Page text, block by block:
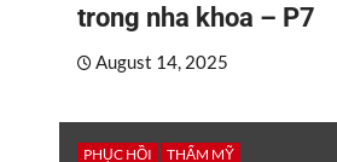
trong nha khoa – P7
August 14, 2025
PHỤC HỒI
THẨM MỸ